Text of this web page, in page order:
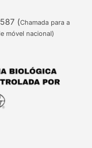
(Chamada para a
móvel nacional)